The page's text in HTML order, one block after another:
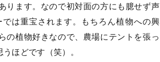
ります。なので初対面の方にも臆せず声
は重宝されます。もちろん植物への興
の植物好きなので、農場にテントを張っ
ほどです（笑）。